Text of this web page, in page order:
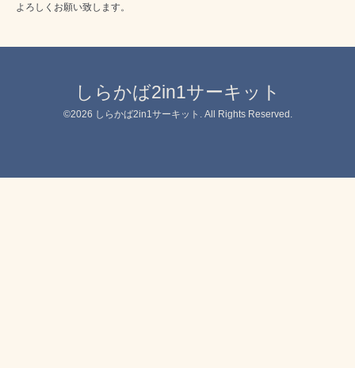
よろしくお願い致します。
しらかば2in1サーキット
©2026 しらかば2in1サーキット . All Rights Reserved.